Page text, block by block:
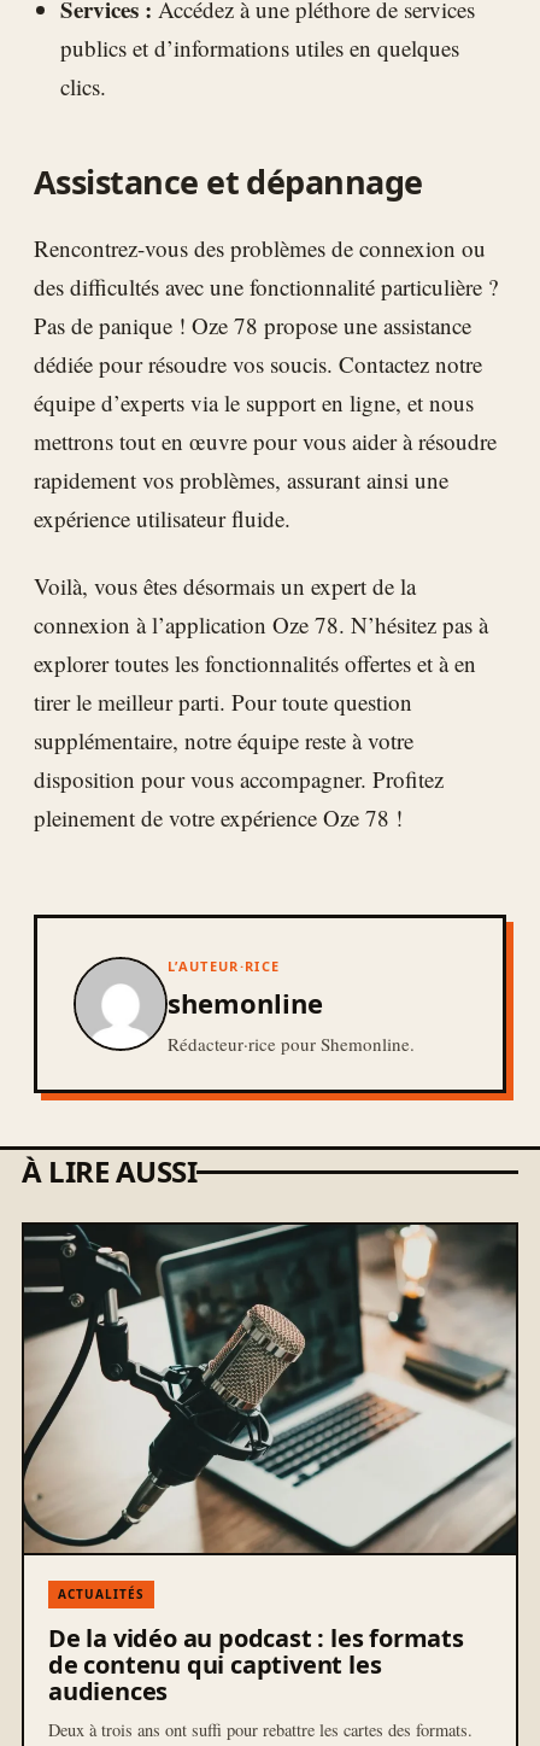
Services : Accédez à une pléthore de services
publics et d’informations utiles en quelques
clics.
Assistance et dépannage
Rencontrez-vous des problèmes de connexion ou
des difficultés avec une fonctionnalité particulière ?
Pas de panique ! Oze 78 propose une assistance
dédiée pour résoudre vos soucis. Contactez notre
équipe d’experts via le support en ligne, et nous
mettrons tout en œuvre pour vous aider à résoudre
rapidement vos problèmes, assurant ainsi une
expérience utilisateur fluide.
Voilà, vous êtes désormais un expert de la
connexion à l’application Oze 78. N’hésitez pas à
explorer toutes les fonctionnalités offertes et à en
tirer le meilleur parti. Pour toute question
supplémentaire, notre équipe reste à votre
disposition pour vous accompagner. Profitez
pleinement de votre expérience Oze 78 !
L’AUTEUR·RICE
shemonline
Rédacteur·rice pour Shemonline.
À LIRE AUSSI
ACTUALITÉS
De la vidéo au podcast : les formats
de contenu qui captivent les
audiences
Deux à trois ans ont suffi pour rebattre les cartes des formats.